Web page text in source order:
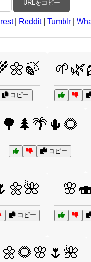
URLをコピー
| Reddit| Tumblr
コピー
🌳🌲🌴🌵🌻
コピー
コピー
🌼🌻🌸🌷🌺